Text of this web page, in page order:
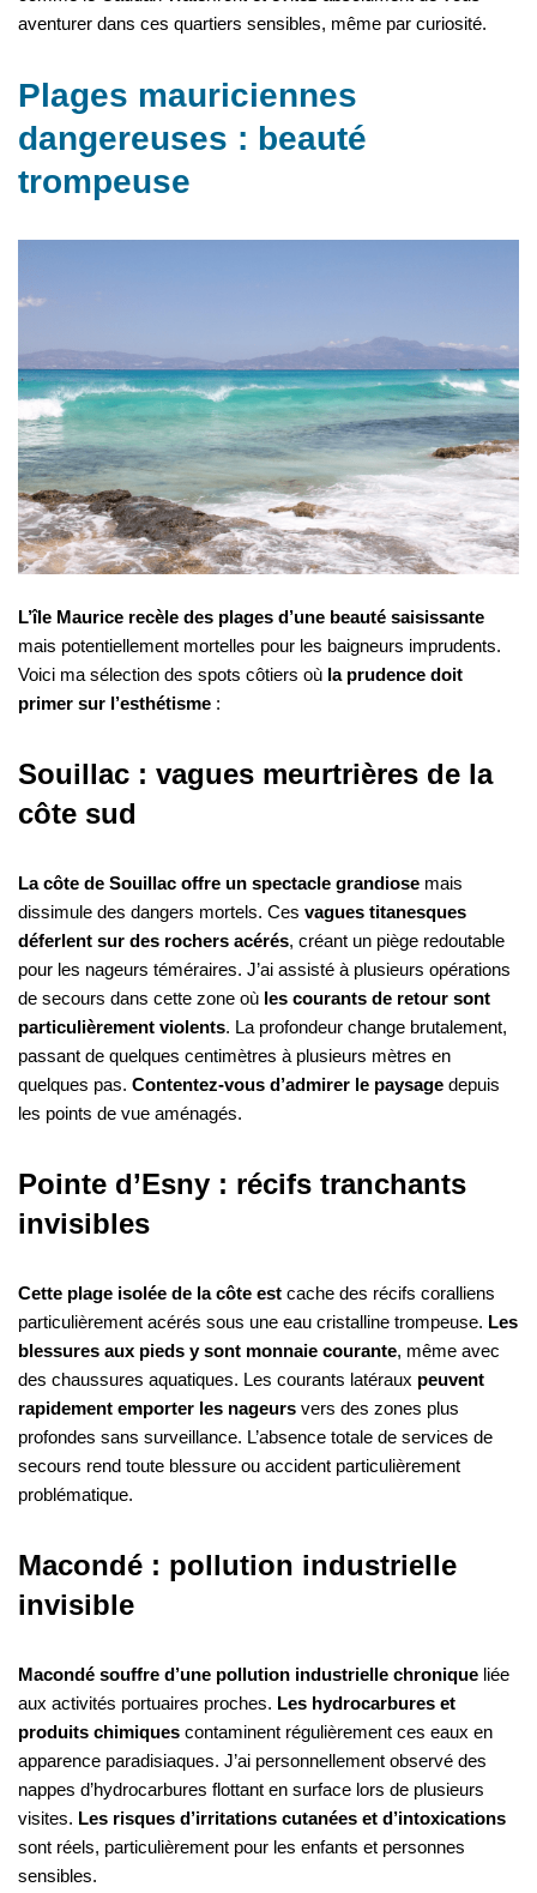
aventurer dans ces quartiers sensibles, même par curiosité.
Plages mauriciennes
dangereuses : beauté
trompeuse
L’île Maurice recèle des plages d’une beauté saisissante
mais potentiellement mortelles pour les baigneurs imprudents.
Voici ma sélection des spots côtiers où la prudence doit
primer sur l’esthétisme :
Souillac : vagues meurtrières de la
côte sud
La côte de Souillac offre un spectacle grandiose mais
dissimule des dangers mortels. Ces vagues titanesques
déferlent sur des rochers acérés, créant un piège redoutable
pour les nageurs téméraires. J’ai assisté à plusieurs opérations
de secours dans cette zone où les courants de retour sont
particulièrement violents. La profondeur change brutalement,
passant de quelques centimètres à plusieurs mètres en
quelques pas. Contentez-vous d’admirer le paysage depuis
les points de vue aménagés.
Pointe d’Esny : récifs tranchants
invisibles
Cette plage isolée de la côte est cache des récifs coralliens
particulièrement acérés sous une eau cristalline trompeuse. Les
blessures aux pieds y sont monnaie courante, même avec
des chaussures aquatiques. Les courants latéraux peuvent
rapidement emporter les nageurs vers des zones plus
profondes sans surveillance. L’absence totale de services de
secours rend toute blessure ou accident particulièrement
problématique.
Macondé : pollution industrielle
invisible
Macondé souffre d’une pollution industrielle chronique liée
aux activités portuaires proches. Les hydrocarbures et
produits chimiques contaminent régulièrement ces eaux en
apparence paradisiaques. J’ai personnellement observé des
nappes d’hydrocarbures flottant en surface lors de plusieurs
visites. Les risques d’irritations cutanées et d’intoxications
sont réels, particulièrement pour les enfants et personnes
sensibles.